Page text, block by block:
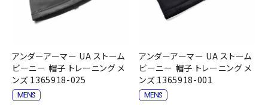
アンダーアーマー UA ストーム
ビーニー 帽子 トレーニング メ
ンズ 1365918-025
アンダーアーマー UA ストーム
ビーニー 帽子 トレーニング メ
ンズ 1365918-001